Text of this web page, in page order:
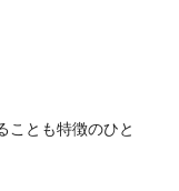
ことも特徴のひと